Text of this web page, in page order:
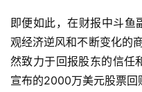
即便如此，在财报中斗鱼
观经济逆风和不断变化的
然致力于回报股东的信任
宣布的2000万美元股票回